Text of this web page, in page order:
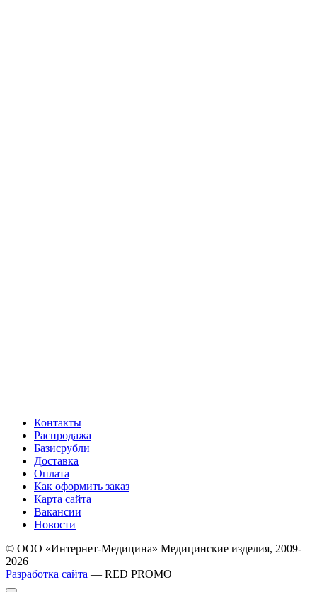
Контакты
Распродажа
Базисрубли
Доставка
Оплата
Как оформить заказ
Карта сайта
Вакансии
Новости
© ООО «Интернет-Медицина» Медицинские изделия, 2009-
2026
Разработка сайта — RED PROMO